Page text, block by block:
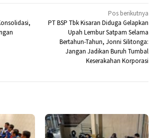
Pos berikutnya
PT BSP Tbk Kisaran Diduga Gelapkan
Upah Lembur Satpam Selama
Bertahun-Tahun, Jonni Silitonga:
Jangan Jadikan Buruh Tumbal
Keserakahan Korporasi